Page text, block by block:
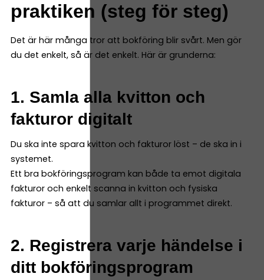
praktiken (steg för steg)
Det är här många tror att bokföring blir svårt. Men gör
du det enkelt, så är det enkelt. Här är grunderna:
1. Samla alla kvitton och
fakturor digitalt
Du ska inte spara kvitton och fakturor löst – de ska in i
systemet.
Ett bra bokföringsprogram kan både ta emot digitala
fakturor och enkelt scanna in kvitton och fysiska
fakturor – så att du samlar allt i programmet direkt.
2. Registrera varje händelse i
ditt bokföringsprogram